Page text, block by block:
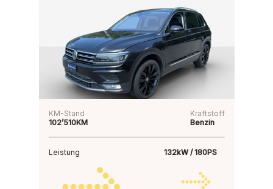
KM-Stand
102’510KM
Kraftstoff
Benzin
Leistung 132kW / 180PS